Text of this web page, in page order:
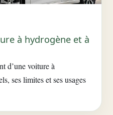
à hydrogène et à
d’une voiture à
ses limites et ses usages